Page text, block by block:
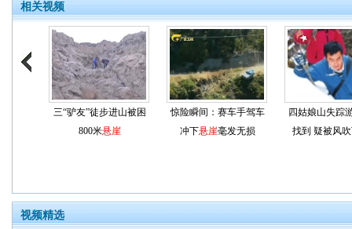
相关视频
三“驴友”徒步进山被困
800米悬崖
惊险瞬间：赛车手驾车
冲下悬崖毫发无损
四姑娘山失踪
找到 疑被风
视频精选